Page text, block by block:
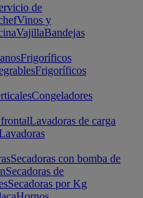
de
Vinos y
VajillaBandejas
Frigoríficos
Frigoríficos
Congeladores
Lavadoras de carga
Secadoras con bomba de
Secadoras de
Secadoras por Kg